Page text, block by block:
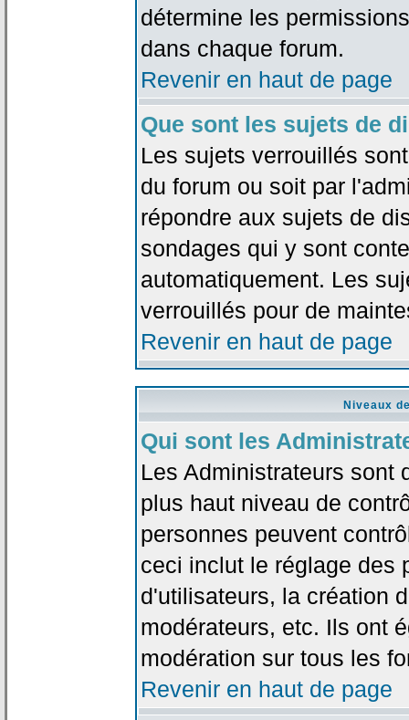
détermine les
dans chaque forum.
Revenir en haut de page
Que sont les sujets de
Les sujets verrouillés
du forum ou soit par
répondre aux sujets de
sondages qui y sont
automatiquement. Les
verrouillés pour de
Revenir en haut de page
Niveaux
Qui sont les
Les Administrateurs sont
plus haut niveau de
personnes peuvent
ceci inclut le réglage des
d'utilisateurs, la création
modérateurs, etc. Ils ont
modération sur tous les
Revenir en haut de page